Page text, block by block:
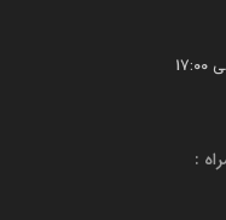
: